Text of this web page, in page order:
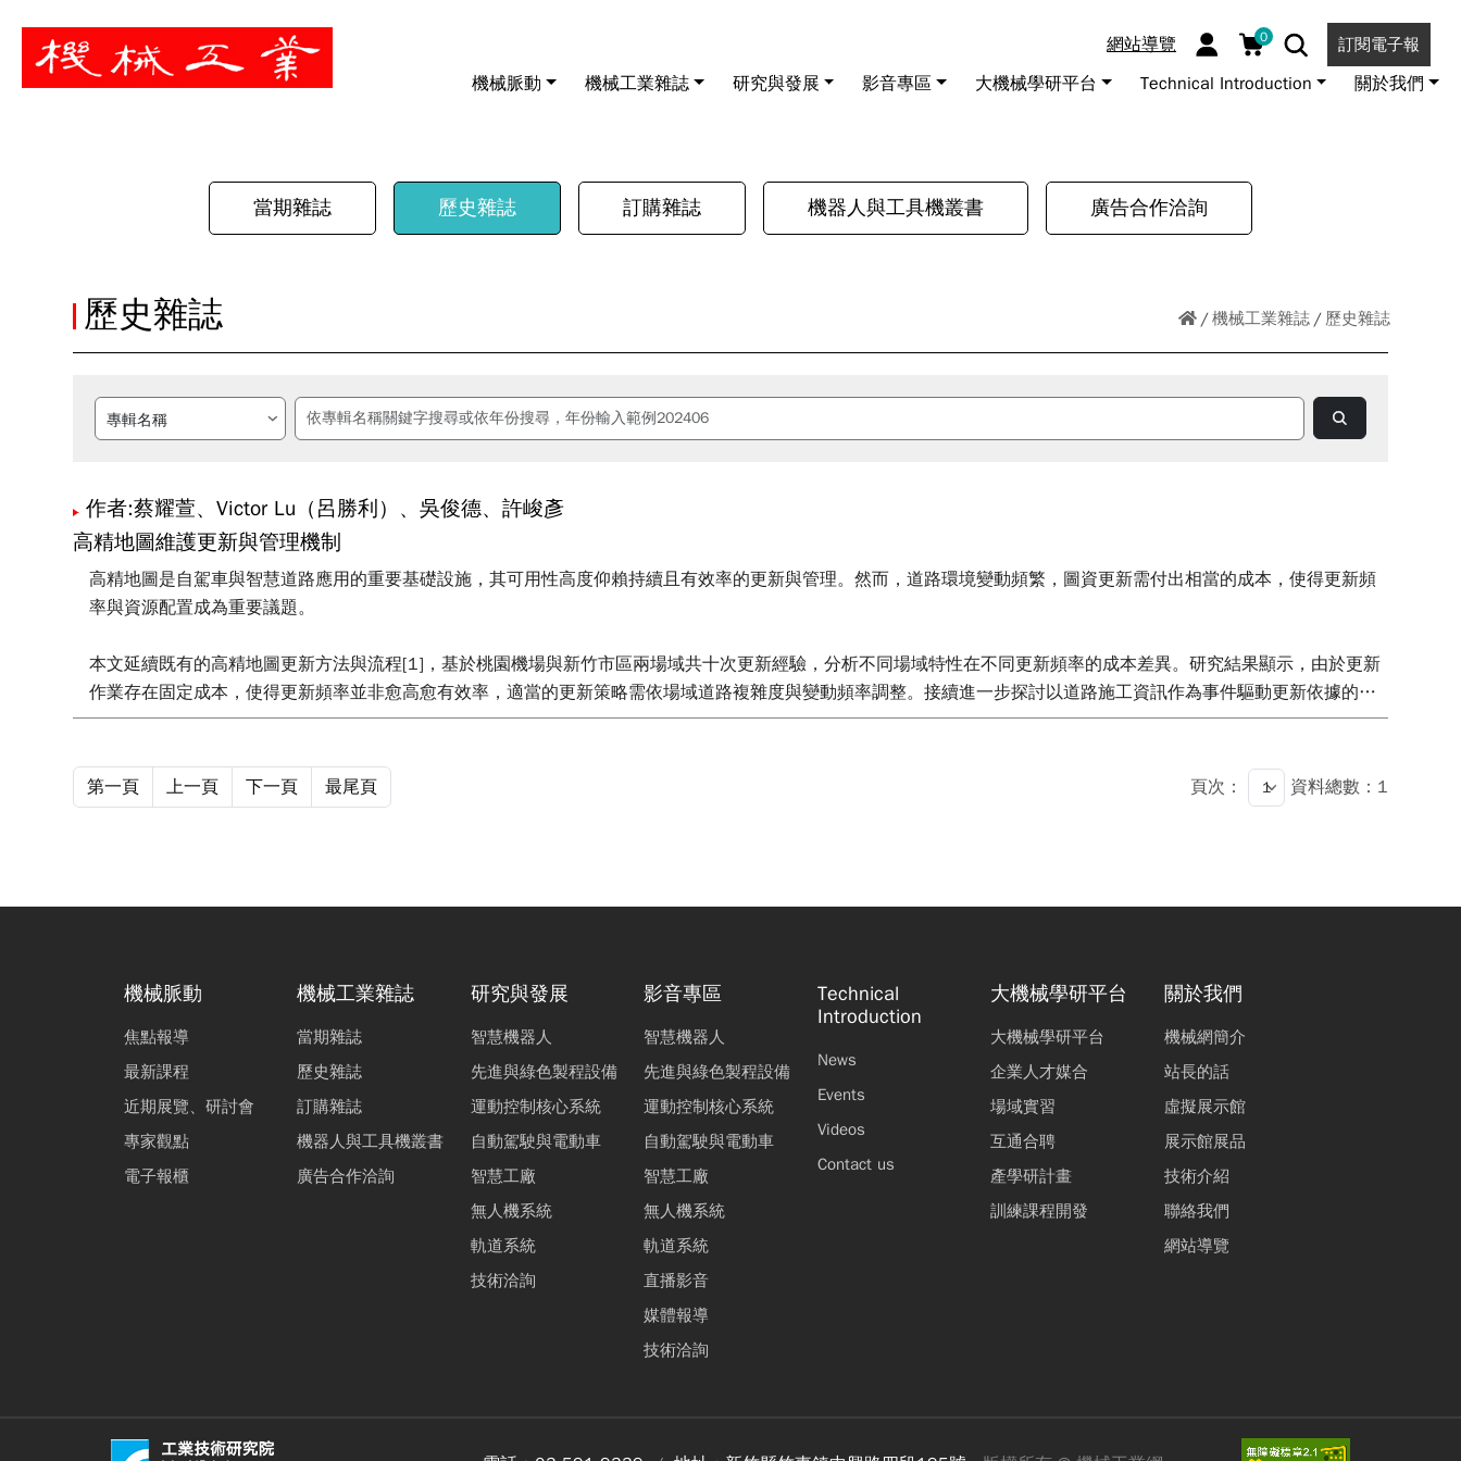
網站導覽 0 訂閱電子報
機械脈動 機械工業雜誌 研究與發展 影音專區 大機械學研平台 Technical Introduction 關於我們
暫停
當期雜誌 歷史雜誌 訂購雜誌 機器人與工具機叢書 廣告合作洽詢
機械工業雜誌 歷史雜誌
歷史雜誌
作者:蔡耀萱、Victor Lu（呂勝利）、吳俊德、許峻彥
高精地圖維護更新與管理機制
高精地圖是自駕車與智慧道路應用的重要基礎設施，其可用性高度仰賴持續且有效率的更新與管理。然而，道路環境變動頻繁，圖資更新需付出相當的成本，使得更新頻
率與資源配置成為重要議題。
本文延續既有的高精地圖更新方法與流程[1]，基於桃園機場與新竹市區兩場域共十次更新經驗，分析不同場域特性在不同更新頻率的成本差異。研究結果顯示，由於更新
作業存在固定成本，使得更新頻率並非愈高愈有效率，適當的更新策略需依場域道路複雜度與變動頻率調整。接續進一步探討以道路施工資訊作為事件驅動更新依據的可
行性，分析現行施工資料在精度、完整性與時效性上的限制。最後，本文提出一套借鏡軟體工程版本控制概念的高精地圖版次管理機制，支援多版次、多來源圖資的共存
第一頁
上一頁 下一頁 最尾頁 頁次： 資料總數：1
機械脈動
焦點報導
最新課程
近期展覽、研討會
專家觀點
電子報櫃
機械工業雜誌
當期雜誌
歷史雜誌
訂購雜誌
機器人與工具機叢書
廣告合作洽詢
研究與發展
智慧機器人
先進與綠色製程設備
運動控制核心系統
自動駕駛與電動車
智慧工廠
無人機系統
軌道系統
技術洽詢
影音專區
智慧機器人
先進與綠色製程設備
運動控制核心系統
自動駕駛與電動車
智慧工廠
無人機系統
軌道系統
直播影音
媒體報導
技術洽詢
Technical
Introduction
News
Events
Videos
Contact us
大機械學研平台
大機械學研平台
企業人才媒合
場域實習
互通合聘
產學研計畫
訓練課程開發
關於我們
機械網簡介
站長的話
虛擬展示館
展示館展品
技術介紹
聯絡我們
網站導覽